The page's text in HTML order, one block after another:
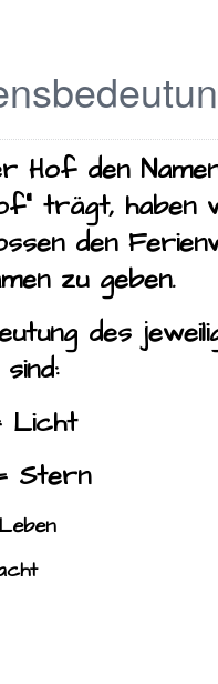
Hof den
trägt, haben
den
zu geben.
des
Licht
Stern